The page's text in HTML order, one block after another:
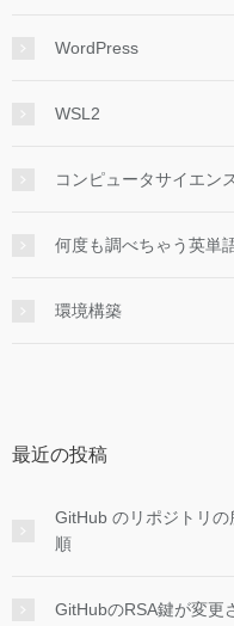
WordPress
WSL2
コンピュータサイエン
何度も調べちゃう英単
環境構築
最近の投稿
GitHub のリポジトリ
順
GitHubのRSA鍵が変更